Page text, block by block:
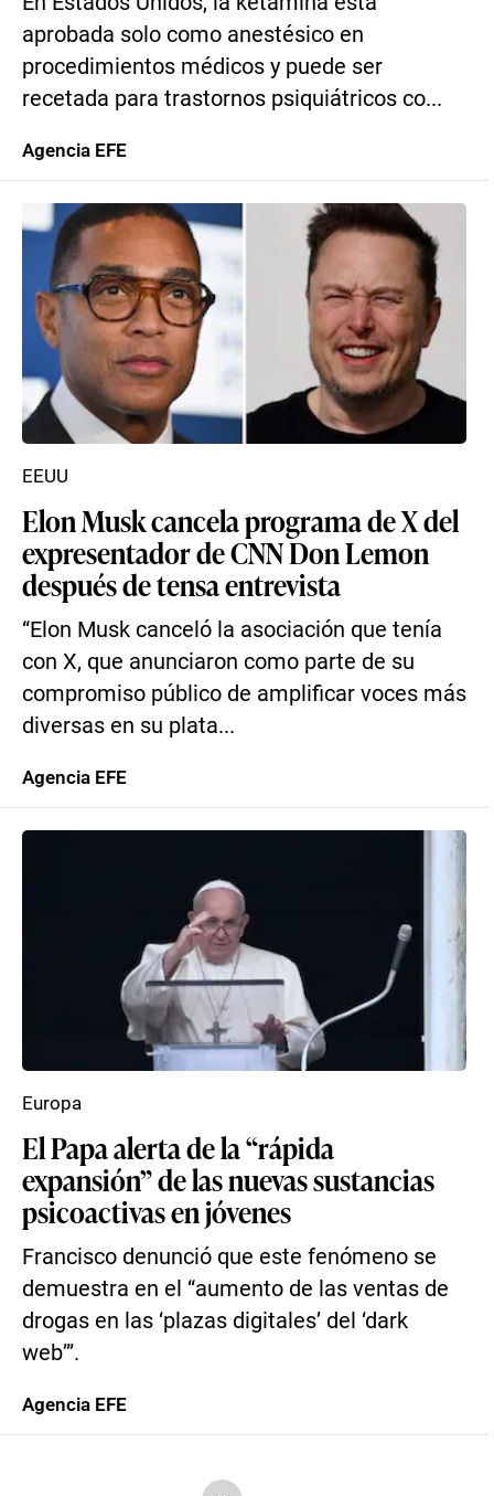
aprobada solo como anestésico en
procedimientos médicos y puede ser
recetada para trastornos psiquiátricos co...
Agencia EFE
Elon Musk cancela programa de X del
expresentador de CNN Don Lemon
después de tensa entrevista
“Elon Musk canceló la asociación que tenía
con X, que anunciaron como parte de su
compromiso público de amplificar voces más
diversas en su plata...
EEUU
Agencia EFE
El Papa alerta de la “rápida
expansión” de las nuevas sustancias
psicoactivas en jóvenes
Francisco denunció que este fenómeno se
demuestra en el “aumento de las ventas de
drogas en las ‘plazas digitales’ del ‘dark
web’”.
Europa
Agencia EFE